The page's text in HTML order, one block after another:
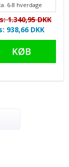
6-8 hverdage
1.340,95 DKK
938,66 DKK